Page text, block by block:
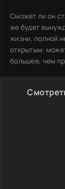
Сможет ли он
же будет
жизни, полной
открытым:
большее, чем